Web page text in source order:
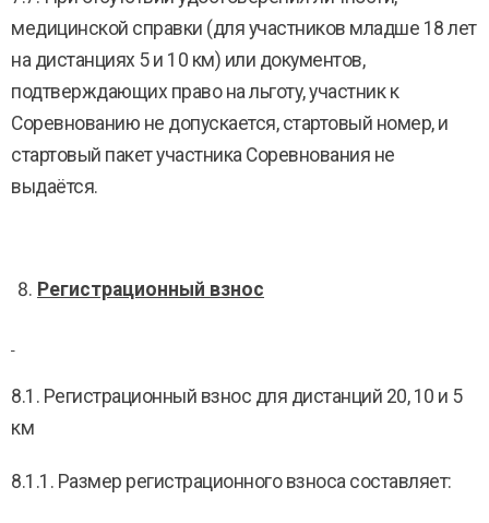
медицинской справки (для участников младше 18 лет
на дистанциях 5 и 10 км) или документов,
подтверждающих право на льготу, участник к
Соревнованию не допускается, стартовый номер, и
стартовый пакет участника Соревнования не
выдаётся.
Регистрационный взнос
8.1. Регистрационный взнос для дистанций 20, 10 и 5
км
8.1.1. Размер регистрационного взноса составляет: